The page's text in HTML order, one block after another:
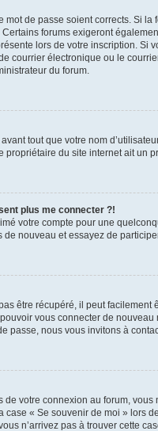
de passe soient corrects. Si
forums exigeront
lors de votre inscription.
courrier électronique ou le
du forum.
tout que votre nom
du site internet ait un
plus me connecter ?!
votre compte pour une
nouveau et essayez de
être récupéré, il peut
vous connecter de nouveau
passe, nous vous invitons à
votre connexion au forum,
case « Se souvenir de moi »
n’arrivez pas à trouver cette